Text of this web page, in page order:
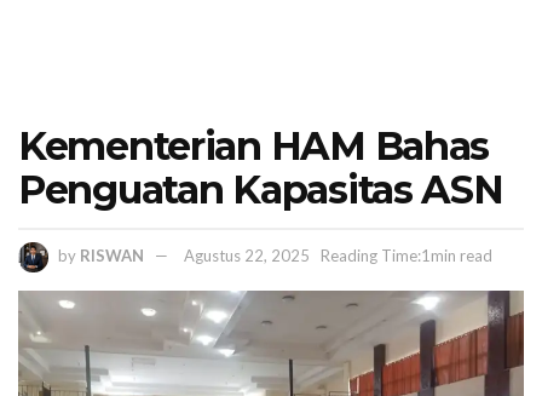
Kementerian HAM Bahas
Penguatan Kapasitas ASN
by RISWAN Agustus 22, 2025 Reading Time:1min read